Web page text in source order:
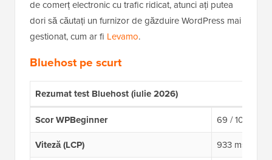
de comerț electronic cu trafic ridicat, atunci ați putea
dori să căutați un furnizor de găzduire WordPress mai
gestionat, cum ar fi Levamo.
Bluehost pe scurt
Rezumat test Bluehost (iulie 2026)
Scor WPBeginner
69 / 100
Viteză (LCP)
933 ms